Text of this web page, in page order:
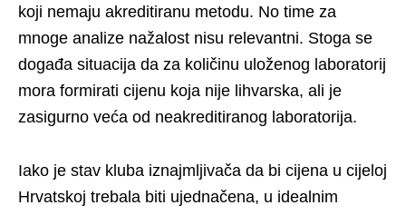
koji nemaju akreditiranu metodu. No time za
mnoge analize nažalost nisu relevantni. Stoga se
događa situacija da za količinu uloženog laboratorij
mora formirati cijenu koja nije lihvarska, ali je
zasigurno veća od neakreditiranog laboratorija.
Iako je stav kluba iznajmljivača da bi cijena u cijeloj
Hrvatskoj trebala biti ujednačena, u idealnim